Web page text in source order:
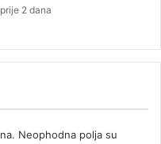
prije 2 dana
Neophodna polja su